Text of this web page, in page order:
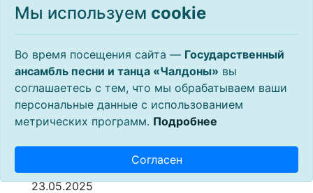
Подробнее
«Чалдоны» поздравили
пограничников и
ветеранов службы
Подробнее
23.05.2025
Мы используем сookie
Во время посещения сайта — Государственный
ансамбль песни и танца «Чалдоны» вы
соглашаетесь с тем, что мы обрабатываем ваши
персональные данные с использованием
метрических программ. Подробнее
Согласен